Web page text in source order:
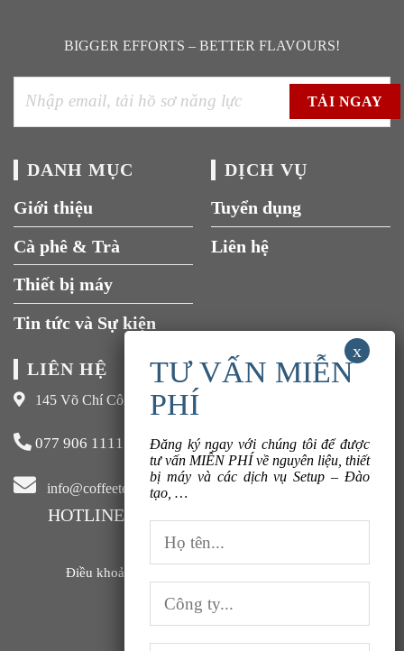
BIGGER EFFORTS – BETTER FLAVOURS!
DANH MỤC
Giới thiệu
Cà phê & Trà
Thiết bị máy
Tin tức và Sự kiện
DỊCH VỤ
Tuyển dụng
Liên hệ
LIÊN HỆ
145 Võ Chí Công, Xuân La, Tây Hồ, Hà Nội
077 906 1111
info@coffeeteavn.com
HOTLINE KINH DOANH:
Điều khoản sử dụng |
Đăng ký ngay với chúng tôi để được
bị máy và các dịch vụ Setup – Đào